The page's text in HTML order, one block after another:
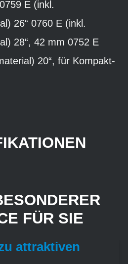
E (inkl.
26“ 0760 E (inkl.
28“, 42 mm 0752 E
20“, für Kompakt-
FÜR SIE
attraktiven